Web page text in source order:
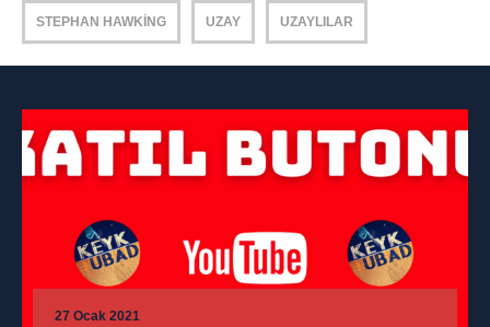
STEPHAN HAWKING UZAY UZAYLILAR
27 Ocak 2021